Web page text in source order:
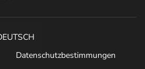
Datenschutzbestimmungen